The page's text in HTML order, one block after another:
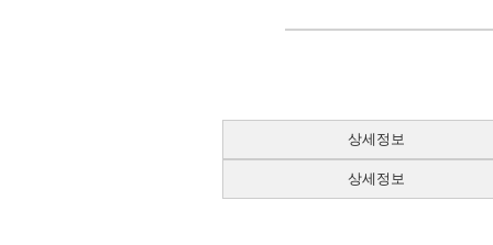
상세정보
상세정보